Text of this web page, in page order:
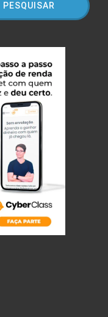
PESQUISAR